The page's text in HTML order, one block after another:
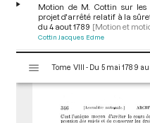
Motion de M. Cottin sur les
projet d'arrêté relatif à la
du 4 aout 1789 [Motion et
Cottin Jacques Edme
Motion de M. de Lafare sur le
suite au projet d'arrêté relatif
séance du 4 aout 1789 [Motion
Motion de M. de Lubersac
s
Tome VIII - Du 5 mai 1789